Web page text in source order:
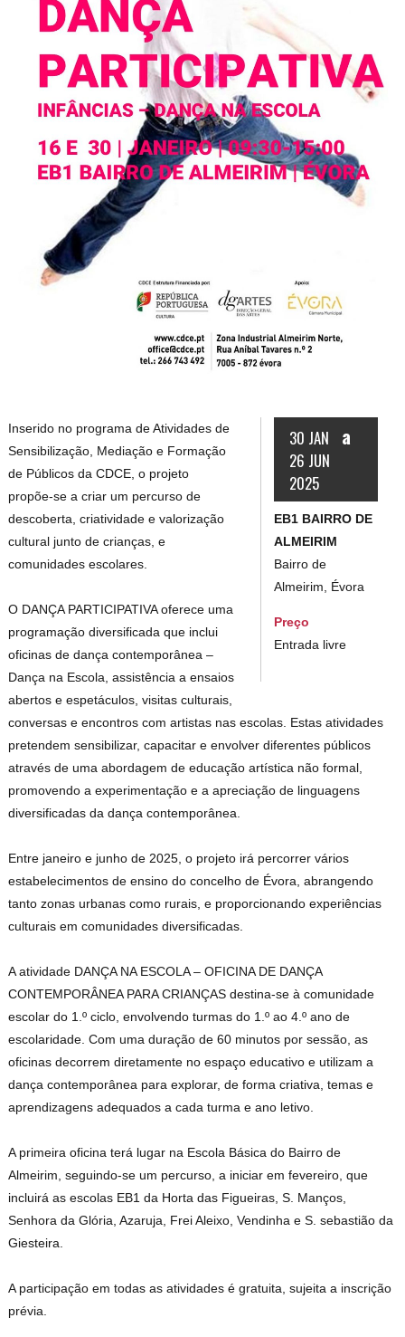
30 JAN a
26 JUN
2025
EB1 BAIRRO DE
ALMEIRIM
Bairro de
Almeirim, Évora
Preço
Entrada livre
Inserido no programa de Atividades de
Sensibilização, Mediação e Formação
de Públicos da CDCE, o projeto
propõe-se a criar um percurso de
descoberta, criatividade e valorização
cultural junto de crianças, e
comunidades escolares.
O DANÇA PARTICIPATIVA oferece uma
programação diversificada que inclui
oficinas de dança contemporânea –
Dança na Escola, assistência a ensaios
abertos e espetáculos, visitas culturais,
conversas e encontros com artistas nas escolas. Estas atividades
pretendem sensibilizar, capacitar e envolver diferentes públicos
através de uma abordagem de educação artística não formal,
promovendo a experimentação e a apreciação de linguagens
diversificadas da dança contemporânea.
Entre janeiro e junho de 2025, o projeto irá percorrer vários
estabelecimentos de ensino do concelho de Évora, abrangendo
tanto zonas urbanas como rurais, e proporcionando experiências
culturais em comunidades diversificadas.
A atividade DANÇA NA ESCOLA – OFICINA DE DANÇA
CONTEMPORÂNEA PARA CRIANÇAS destina-se à comunidade
escolar do 1.º ciclo, envolvendo turmas do 1.º ao 4.º ano de
escolaridade. Com uma duração de 60 minutos por sessão, as
oficinas decorrem diretamente no espaço educativo e utilizam a
dança contemporânea para explorar, de forma criativa, temas e
aprendizagens adequados a cada turma e ano letivo.
A primeira oficina terá lugar na Escola Básica do Bairro de
Almeirim, seguindo-se um percurso, a iniciar em fevereiro, que
incluirá as escolas EB1 da Horta das Figueiras, S. Manços,
Senhora da Glória, Azaruja, Frei Aleixo, Vendinha e S. sebastião da
Giesteira.
A participação em todas as atividades é gratuita, sujeita a inscrição
prévia.